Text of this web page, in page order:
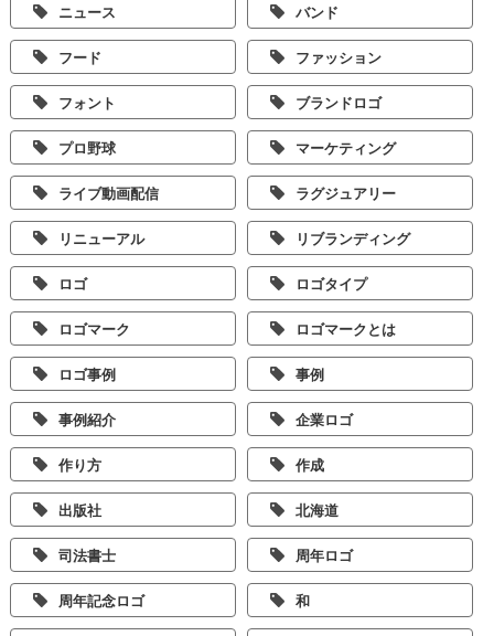
ニュース バンド
フード ファッション
フォント ブランドロゴ
プロ野球 マーケティング
ライブ動画配信 ラグジュアリー
リニューアル リブランディング
ロゴ ロゴタイプ
ロゴマーク ロゴマークとは
ロゴ事例 事例
事例紹介 企業ロゴ
作り方 作成
出版社 北海道
司法書士 周年ロゴ
周年記念ロゴ 和